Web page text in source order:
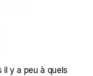
il y a peu à quels